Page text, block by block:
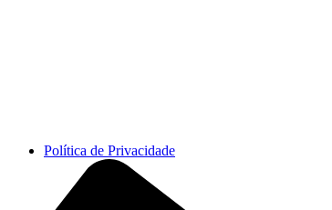
Política de Privacidade